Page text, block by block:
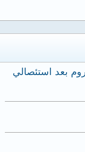
بعد استئصالي